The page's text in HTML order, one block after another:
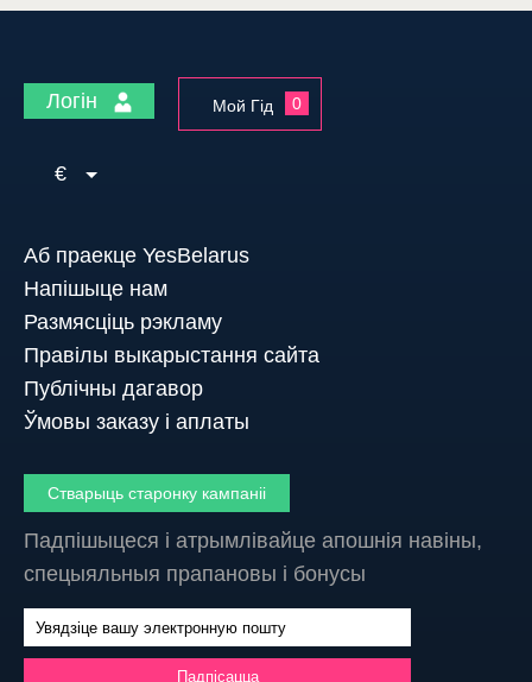
Логін Мой Гід 0
€
Аб праекце YesBelarus
Напішыце нам
Размясціць рэкламу
Правілы выкарыстання сайта
Публічны дагавор
Ўмовы заказу і аплаты
Стварыць старонку кампаніі
Падпішыцеся і атрымлівайце апошнія навіны,
спецыяльныя прапановы і бонусы